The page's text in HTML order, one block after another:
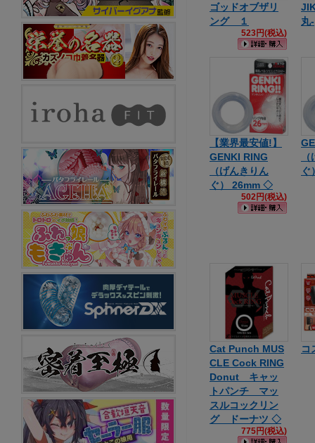
ゴッドオブザリ
ング １
523円(税込)
丸-
【業界最安値!】
GENKI RING
（げんきりん
ぐ） 26mm ◇
502円(税込)
Cat Punch MUS
CLE Cock RING
Donut キャッ
トパンチ マッ
スルコックリン
グ ドーナツ ◇
775円(税込)
コ